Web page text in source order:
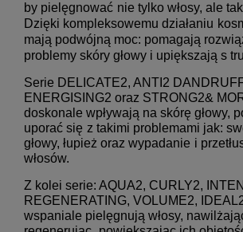
by pielęgnować nie tylko włosy, ale
Dzięki kompleksowemu działaniu
mają podwójną moc: pomagają
problemy skóry głowy i upiększają s
Serie DELICATE2, ANTI2
ENERGISING2 oraz STRONG2&
doskonale wpływają na skórę głowy,
uporać się z takimi problemami jak:
głowy, łupież oraz wypadanie i
włosów.
Z kolei serie: AQUA2, CURLY2,
REGENERATING, VOLUME2,
wspaniale pielęgnują włosy,